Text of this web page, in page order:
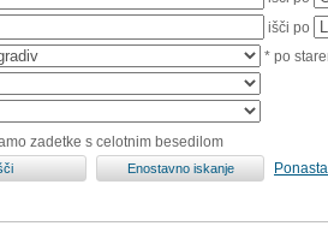
išči po
* po
zadetke s celotnim besedilom